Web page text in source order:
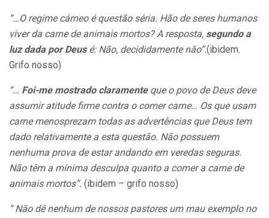
“…O regime cárneo é questão séria. Hão de seres humanos
viver da carne de animais mortos? A resposta, segundo a
luz dada por Deus é: Não, decididamente não”.(ibidem.
Grifo nosso)
“… Foi-me mostrado claramente que o povo de Deus deve
assumir atitude firme contra o comer carne… Os que usam
carne menosprezam todas as advertências que Deus tem
dado relativamente a esta questão. Não possuem
nenhuma prova de estar andando em veredas seguras.
Não têm a mínima desculpa quanto a comer a carne de
animais mortos”. (ibidem – grifo nosso)
“ Não dê nenhum de nossos pastores um mau exemplo no